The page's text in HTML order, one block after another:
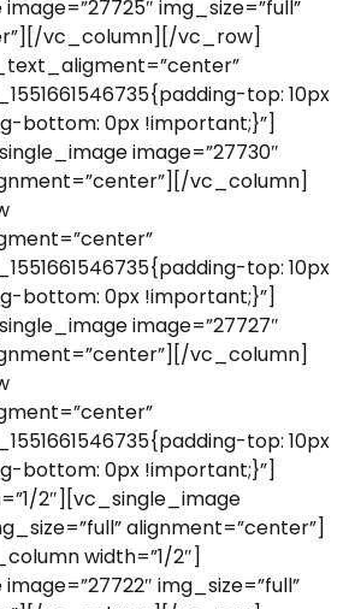
img_size=”full”
vc_column][/vc_row]
top: 10px
bottom: 0px !important;}”]
image=”27730″
vc_column]
top: 10px
bottom: 0px !important;}”]
image=”27727″
vc_column]
top: 10px
bottom: 0px !important;}”]
2″][vc_single_image
alignment=”center”]
width=”1/2″]
img_size=”full”